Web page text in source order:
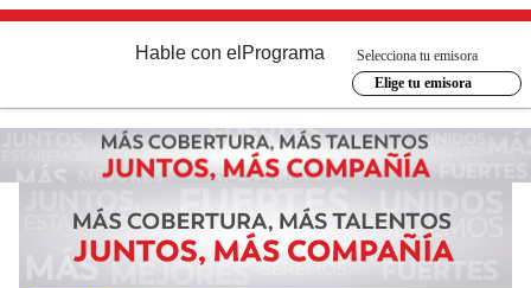
Hable con el Programa
Selecciona tu emisora
Elige tu emisora